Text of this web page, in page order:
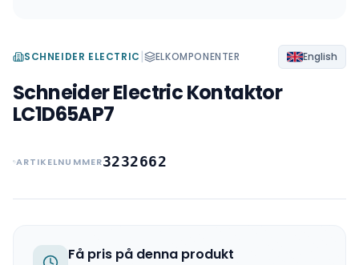
SCHNEIDER ELECTRIC | ELKOMPONENTER English
Schneider Electric Kontaktor
LC1D65AP7
ARTIKELNUMMER3232662
Få pris på denna produkt